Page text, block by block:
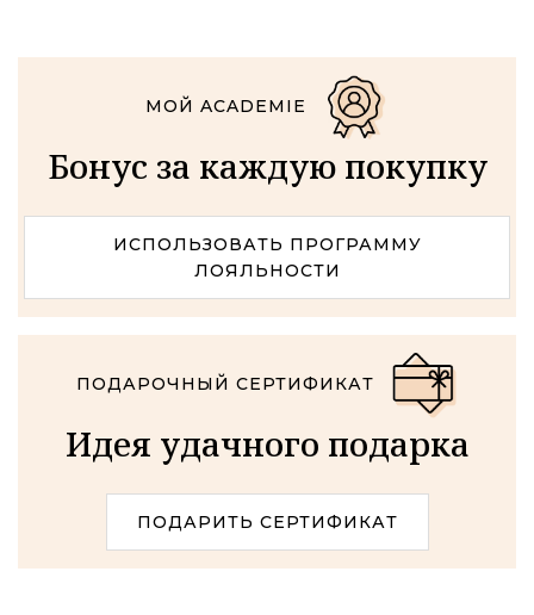
МОЙ ACADEMIE
Бонус за каждую покупку
ИСПОЛЬЗОВАТЬ ПРОГРАММУ
ЛОЯЛЬНОСТИ
ПОДАРОЧНЫЙ СЕРТИФИКАТ
Идея удачного подарка
ПОДАРИТЬ СЕРТИФИКАТ